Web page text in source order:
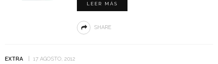
LEER MÁS
SHARE
EXTRA 17 AGOSTO, 2012